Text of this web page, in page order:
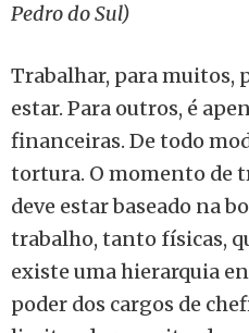
Pedro do Sul)
Trabalhar, para muitos,
estar. Para outros, é
financeiras. De todo
tortura. O momento de
deve estar baseado na
trabalho, tanto físicas,
existe uma hierarquia
poder dos cargos de